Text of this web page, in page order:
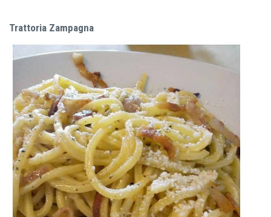
Trattoria Zampagna